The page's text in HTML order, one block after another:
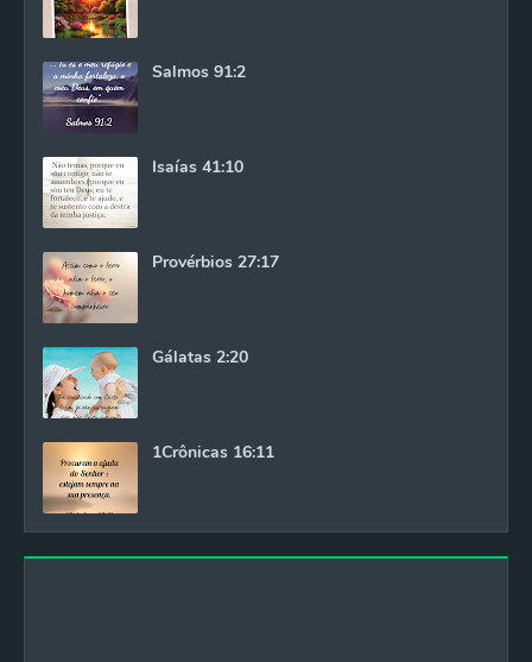
Salmos 91:2
Isaías 41:10
Provérbios 27:17
Gálatas 2:20
1Crônicas 16:11